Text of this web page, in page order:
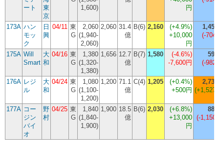
ート
東
京
1,600)
円
173A ハン
モッ
ク
日
興
04/11 東
G
2,060
(1,940-
2,060)
2,060 31.4
億
B(6) 2,160 (+4.9%)
+10,000
円
1,456
(-704)
175A Will
Smart
大
和
04/16 東
G
1,380
(1,320-
1,380)
1,656 12.7
億
B(7) 1,580 (-4.6%)
-7,600円
598
(-982)
176A レジ
ル
大
和
04/24 東
G
1,080
(1,100-
1,200)
1,200 71.1
億
C(4) 1,205 (+0.4%)
+500円
2,732
(+1,527)
177A コー
ジン
バイ
オ
野
村
04/25 東
G
1,840
(1,840-
1,900)
1,900 18.5
億
B(6) 2,030 (+6.8%)
+13,000
円
880
(-1,150)